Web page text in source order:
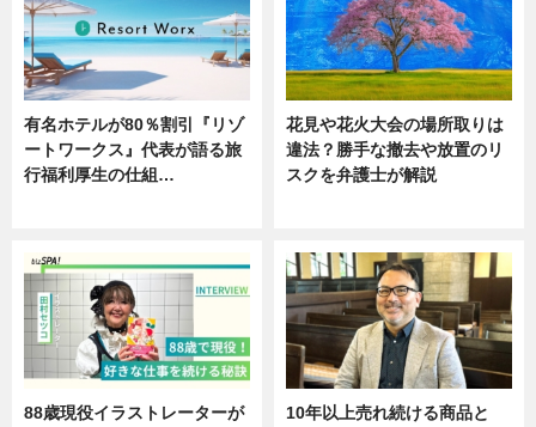
有名ホテルが80％割引『リゾ
ートワークス』代表が語る旅
行福利厚生の仕組…
花見や花火大会の場所取りは
違法？勝手な撤去や放置のリ
スクを弁護士が解説
88歳現役イラストレーターが
10年以上売れ続ける商品と